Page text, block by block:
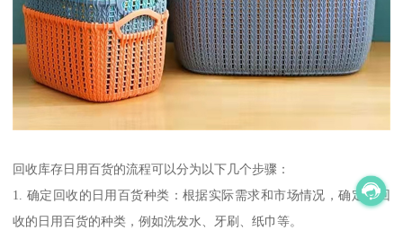
回收库存日用百货的流程可以分为以下几个步骤：
1. 确定回收的日用百货种类：根据实际需求和市场情况，确定要回
收的日用百货的种类，例如洗发水、牙刷、纸巾等。